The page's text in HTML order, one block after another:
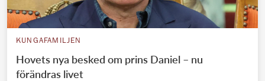
KUNGAFAMILJEN
Hovets nya besked om prins Daniel – nu
förändras livet